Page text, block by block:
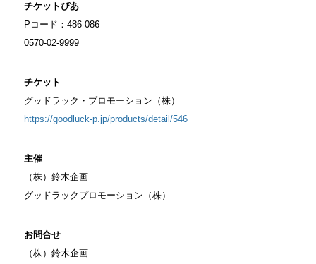
チケットぴあ
Pコード：486-086
0570-02-9999
チケット
グッドラック・プロモーション（株）
https://goodluck-p.jp/products/detail/546
主催
（株）鈴木企画
グッドラックプロモーション（株）
お問合せ
（株）鈴木企画